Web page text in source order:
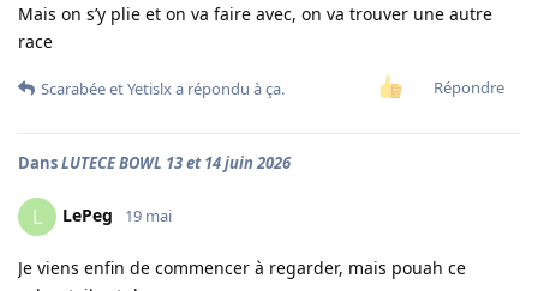
Mais on s’y plie et on va faire avec, on va trouver une autre
race
Répondre
ScarabéeetYetislxa répondu à ça.
DansLUTECE BOWL 13 et 14 juin 2026
L LePeg 19 mai
Je viens enfin de commencer à regarder, mais pouah ce